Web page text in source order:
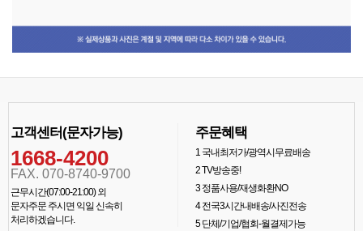
고객센터(문자가능)
1668-4200
FAX. 070-8740-9700
근무시간(07:00-21:00) 외
문자주문 주시면 익일 신속히
처리하겠습니다.
주문혜택
1국내최저가/광역시무료배송
2TV방송중!
3정품사용/재생화환NO
4전국3시간내배송/사진전송
5단체/기업/협회-월결제가능